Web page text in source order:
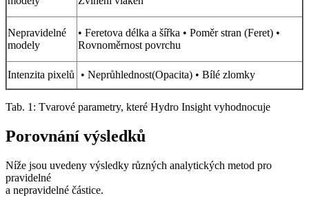
Nepravidelné
modely
• Feretova délka a šířka • Poměr stran (Feret) •
Rovnoměrnost povrchu
Intenzita pixelů • Neprůhlednost(Opacita) • Bílé zlomky
Tab. 1: Tvarové parametry, které Hydro Insight vyhodnocuje
Porovnání výsledků
Níže jsou uvedeny výsledky různých analytických metod pro
pravidelné
a nepravidelné částice.